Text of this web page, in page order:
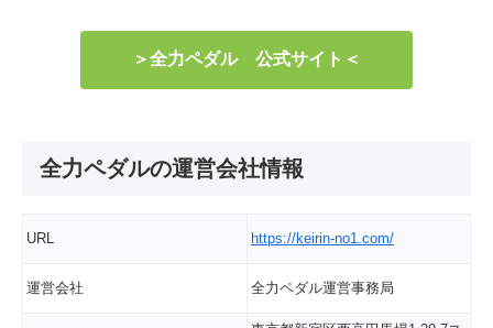
＞全力ペダル 公式サイト＜
全力ペダルの運営会社情報
URL https://keirin-no1.com/
運営会社 全力ペダル運営事務局